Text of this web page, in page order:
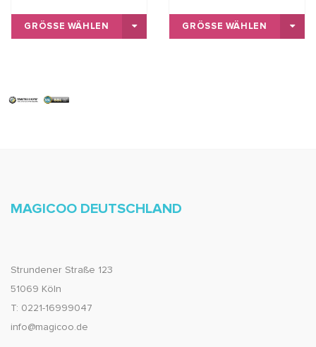
GRÖSSE WÄHLEN GRÖSSE WÄHLEN
MAGICOO DEUTSCHLAND
Strundener Straße 123
51069 Köln
T: 0221-16999047
info@magicoo.de